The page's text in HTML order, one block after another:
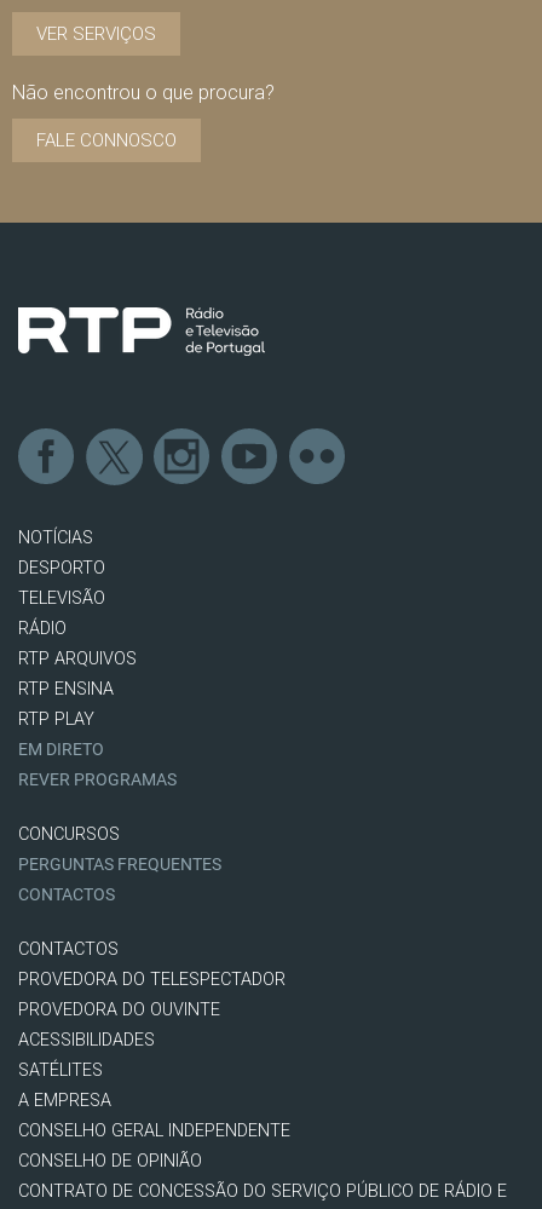
VER SERVIÇOS
Não encontrou o que procura?
FALE CONNOSCO
NOTÍCIAS
DESPORTO
TELEVISÃO
RÁDIO
RTP ARQUIVOS
RTP ENSINA
RTP PLAY
EM DIRETO
REVER PROGRAMAS
CONCURSOS
PERGUNTAS FREQUENTES
CONTACTOS
CONTACTOS
PROVEDORA DO TELESPECTADOR
PROVEDORA DO OUVINTE
ACESSIBILIDADES
SATÉLITES
A EMPRESA
CONSELHO GERAL INDEPENDENTE
CONSELHO DE OPINIÃO
CONTRATO DE CONCESSÃO DO SERVIÇO PÚBLICO DE RÁDIO E